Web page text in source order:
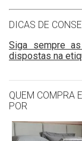
DICAS DE
Siga sempre
dispostas na
QUEM COMPRA
POR